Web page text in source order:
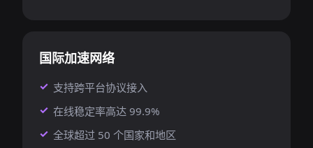
国际加速网络
支持跨平台协议接入
在线稳定率高达 99.9%
全球超过 50 个国家和地区